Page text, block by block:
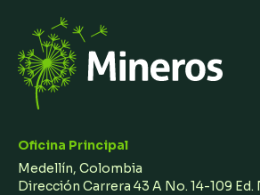
Oficina Principal
Medellín, Colombia
Dirección Carrera 43 A No. 14-109